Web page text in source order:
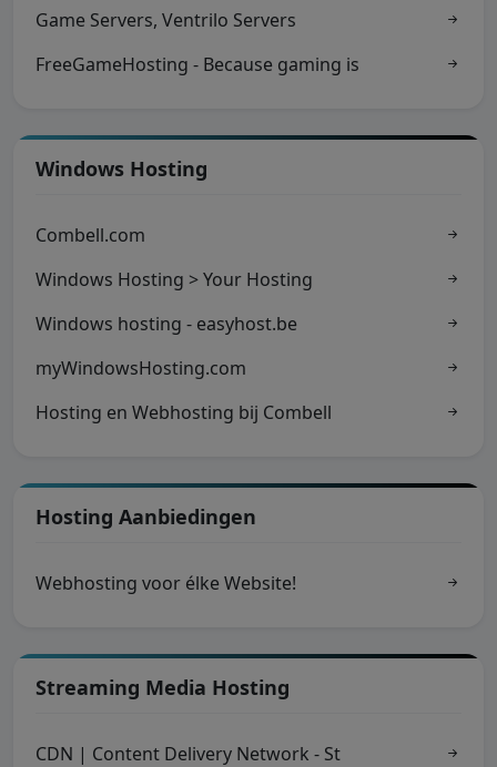
Game Servers, Ventrilo Servers
FreeGameHosting - Because gaming is
Windows Hosting
Combell.com
Windows Hosting > Your Hosting
Windows hosting - easyhost.be
myWindowsHosting.com
Hosting en Webhosting bij Combell
Hosting Aanbiedingen
Webhosting voor élke Website!
Streaming Media Hosting
CDN | Content Delivery Network - St